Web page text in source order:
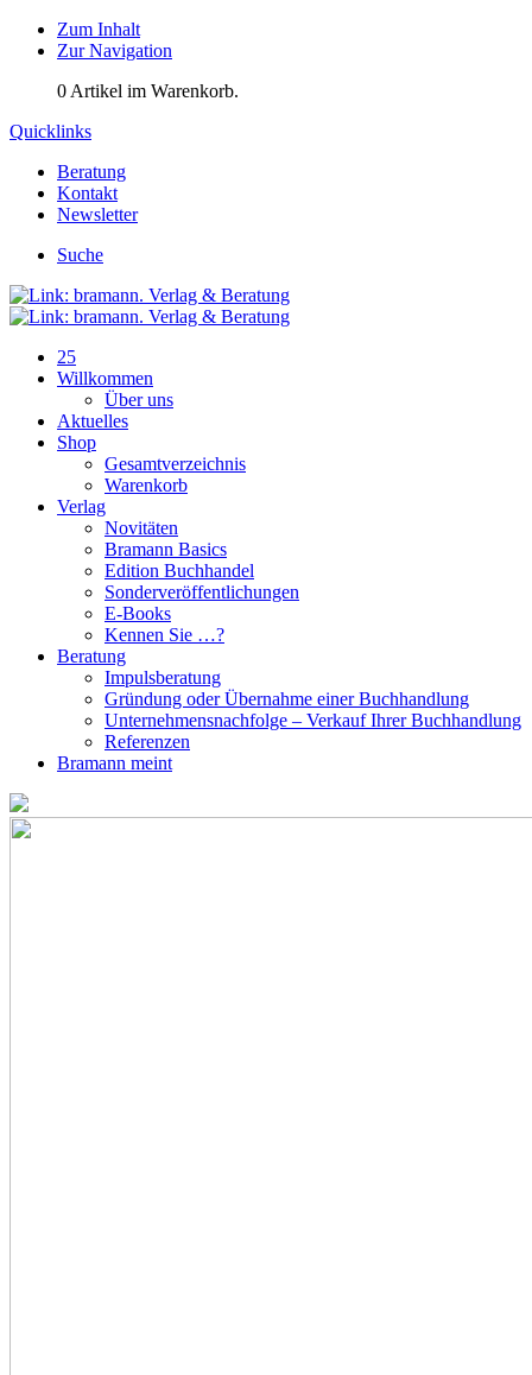
Zum Inhalt
Zur Navigation
0 Artikel im Warenkorb.
Quicklinks
Beratung
Kontakt
Newsletter
Suche
25
Willkommen
Über uns
Aktuelles
Shop
Gesamtverzeichnis
Warenkorb
Verlag
Novitäten
Bramann Basics
Edition Buchhandel
Sonderveröffentlichungen
E-Books
Kennen Sie …?
Beratung
Impulsberatung
Gründung oder Übernahme einer Buchhandlung
Unternehmensnachfolge – Verkauf Ihrer Buchhandlung
Referenzen
Bramann meint